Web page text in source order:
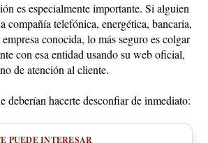
es especialmente importante. Si alguien
compañía telefónica, energética, bancaria,
conocida, lo más seguro es colgar
con esa entidad usando su web oficial,
de atención al cliente.
deberían hacerte desconfiar de inmediato:
PUEDE INTERESAR